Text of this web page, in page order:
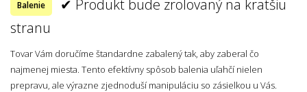
Balenie
✔ Produkt bude zrolovaný na kratšiu
stranu
Tovar Vám doručíme štandardne zabalený tak, aby zaberal čo
najmenej miesta. Tento efektívny spôsob balenia uľahčí nielen
prepravu, ale výrazne zjednoduší manipuláciu so zásielkou u Vás.